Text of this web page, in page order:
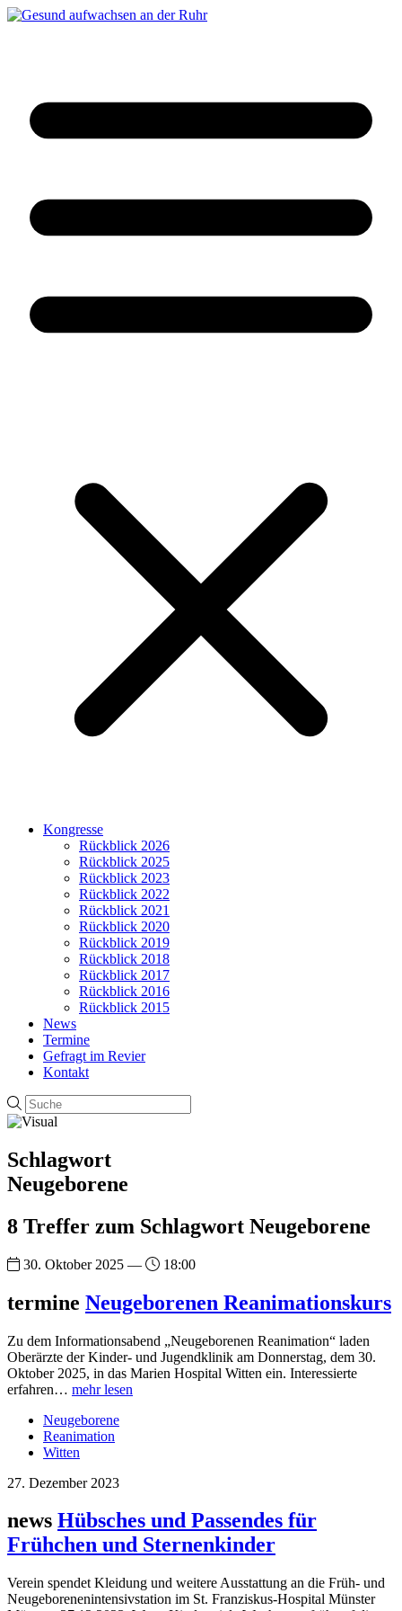
Kongresse
Rückblick 2026
Rückblick 2025
Rückblick 2023
Rückblick 2022
Rückblick 2021
Rückblick 2020
Rückblick 2019
Rückblick 2018
Rückblick 2017
Rückblick 2016
Rückblick 2015
News
Termine
Gefragt im Revier
Kontakt
Schlagwort
Neugeborene
8 Treffer zum Schlagwort Neugeborene
30. Oktober 2025 — 18:00
termine Neugeborenen Reanimationskurs
Zu dem Informationsabend „Neugeborenen Reanimation“ laden
Oberärzte der Kinder- und Jugendklinik am Donnerstag, dem 30.
Oktober 2025, in das Marien Hospital Witten ein. Interessierte
erfahren… mehr lesen
Neugeborene
Reanimation
Witten
27. Dezember 2023
news Hübsches und Passendes für
Frühchen und Sternenkinder
Verein spendet Kleidung und weitere Ausstattung an die Früh- und
Neugeborenenintensivstation im St. Franziskus-Hospital Münster